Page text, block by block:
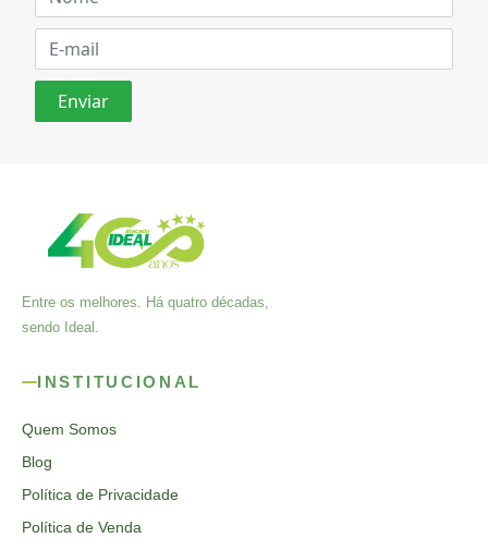
Entre os melhores. Há quatro décadas,
sendo Ideal.
INSTITUCIONAL
Quem Somos
Blog
Política de Privacidade
Política de Venda